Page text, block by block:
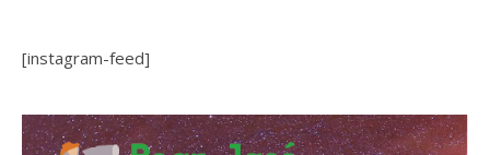
[instagram-feed]